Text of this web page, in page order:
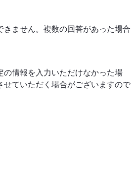
ません。複数の回答があった場合
情報を入力いただけなかった場
ていただく場合がございますので